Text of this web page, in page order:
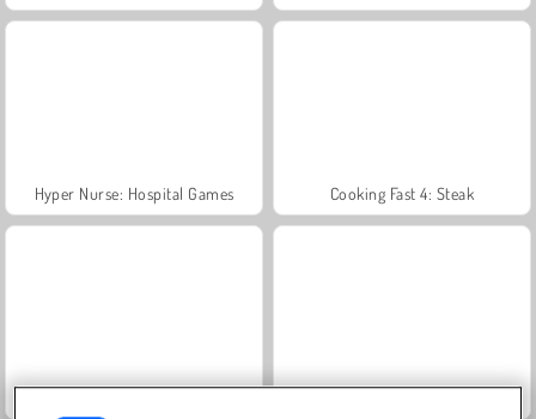
Hyper Nurse: Hospital Games Cooking Fast 4: Steak